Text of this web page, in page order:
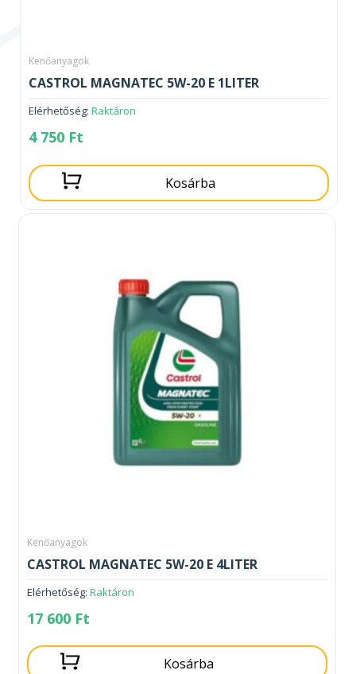
Kenőanyagok
CASTROL MAGNATEC 5W-20 E 1LITER
Elérhetőség: Raktáron
4 750 Ft
Kosárba
Kenőanyagok
CASTROL MAGNATEC 5W-20 E 4LITER
Elérhetőség: Raktáron
17 600 Ft
Kosárba